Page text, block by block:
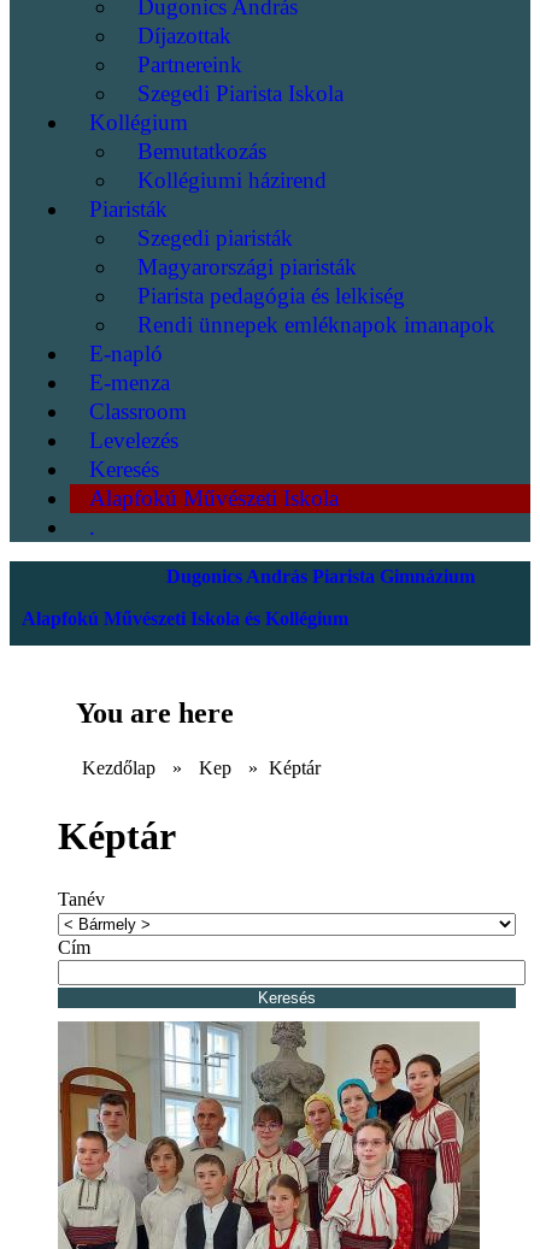
Dugonics András
Díjazottak
Partnereink
Szegedi Piarista Iskola
Kollégium
Bemutatkozás
Kollégiumi házirend
Piaristák
Szegedi piaristák
Magyarországi piaristák
Piarista pedagógia és lelkiség
Rendi ünnepek emléknapok imanapok
E-napló
E-menza
Classroom
Levelezés
Keresés
Alapfokú Művészeti Iskola
.
Dugonics András Piarista Gimnázium
Alapfokú Művészeti Iskola és Kollégium
You are here
Kezdőlap » Kep » Képtár
Képtár
Tanév
Cím